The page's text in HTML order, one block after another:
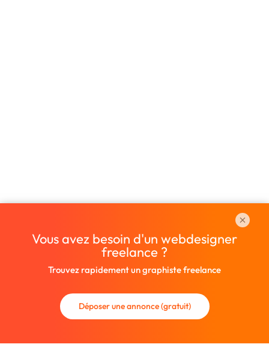
Vous avez besoin d'un webdesigner
freelance ?
Trouvez rapidement un graphiste freelance
Déposer une annonce (gratuit)